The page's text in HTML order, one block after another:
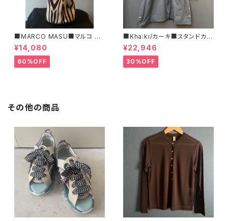
■MARCO MASU■マルコ マ
ージ■ハラコ・ゼブラ柄巾着BA
G■程よいサイズで可愛い
¥14,080
60%OFF
■Kha:ki/カーキ■スタンドカラ
ー・コート■
¥22,946
30%OFF
その他の商品